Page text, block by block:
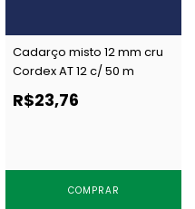
Cadarço misto 12 mm cru
Cordex AT 12 c/ 50 m
R$23,76
COMPRAR